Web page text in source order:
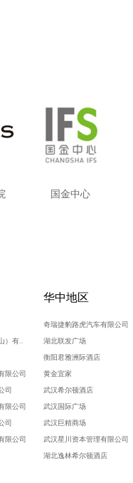
国金中心
华中地区
港华辉信工程塑料（中山）有限公司
限公司
司
限公司
司
限公司
奇瑞捷豹路虎汽车有限公司
湖北联发广场
衡阳君雅洲际酒店
黄金宜家
武汉希尔顿酒店
武汉国际广场
武汉巨精商场
武汉星川资本管理有限公司
湖北逸林希尔顿酒店